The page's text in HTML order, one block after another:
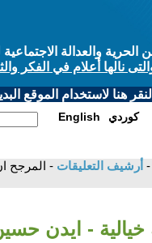
والعدالة الاجتماعية
نالها أعلام في الفكر
هنا لاستخدام الموقع
English كوردي
- أرشيف التعليقات - المرجح
- ايدن